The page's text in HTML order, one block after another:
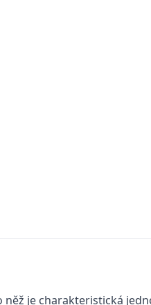
něž je charakteristická